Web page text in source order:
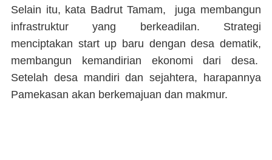
Selain itu, kata Badrut Tamam, juga membangun
infrastruktur yang berkeadilan. Strategi
menciptakan start up baru dengan desa dematik,
membangun kemandirian ekonomi dari desa.
Setelah desa mandiri dan sejahtera, harapannya
Pamekasan akan berkemajuan dan makmur.